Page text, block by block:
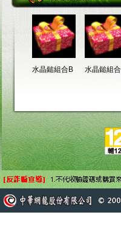
水晶鎚組合B 水晶鎚組